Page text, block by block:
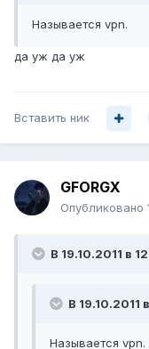
Называется vpn.
да уж да уж
Вставить ник
GFORGX
Опубликовано
В 19.10.2011 в
В 19.10.2011
Называется vpn.